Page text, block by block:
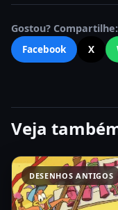
Gostou? Compartilhe:
Facebook
X
Veja
DESENHOS ANTIGOS